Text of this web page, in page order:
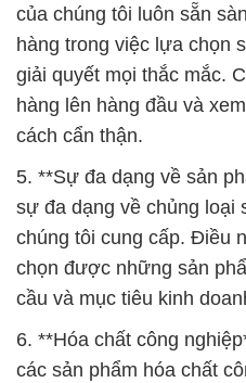
của chúng tôi luôn sẵn
hàng trong việc lựa chọn
giải quyết mọi thắc mắc.
hàng lên hàng đầu và
cách cẩn thận.
5. **Sự đa dạng về sản
sự đa dạng về chủng loại
chúng tôi cung cấp. Điều
chọn được những sản
cầu và mục tiêu kinh
6. **Hóa chất công
các sản phẩm hóa chất